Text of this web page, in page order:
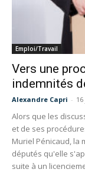
Emploi/Travail
Vers une
indemnités
Alexandre Capri -
Alors que les
et de ses
Muriel Pénicaud, la
députés qu'elle
suite à un